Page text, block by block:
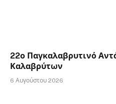
22ο Παγκαλαβρυτινό
Καλαβρύτων
6 Αυγούστου 2026